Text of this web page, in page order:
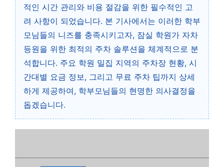
적인 시간 관리와 비용 절감을 위한 필수적인 고
려 사항이 되었습니다. 본 기사에서는 이러한 학부
모님들의 니즈를 충족시키고자, 잠실 학원가 자차
등원을 위한 최적의 주차 솔루션을 체계적으로 분
석합니다. 주요 학원 밀집 지역의 주차장 현황, 시
간대별 요금 정보, 그리고 무료 주차 팁까지 상세
하게 제공하여, 학부모님들의 현명한 의사결정을
돕겠습니다.